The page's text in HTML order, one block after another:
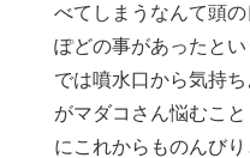
べてしまうなんて頭
ぽどの事があったと
では噴水口から気持
がマダコさん悩むこ
にこれからものんびり